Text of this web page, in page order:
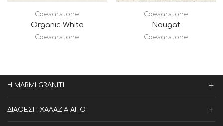
Caesarstone
Organic White
Caesarstone
Caesarstone
Nougat
Caesarstone
Η MARMI GRANITI
ΔΙΑΘΕΣΗ ΧΑΛΑΖΙΑ ΑΠΟ